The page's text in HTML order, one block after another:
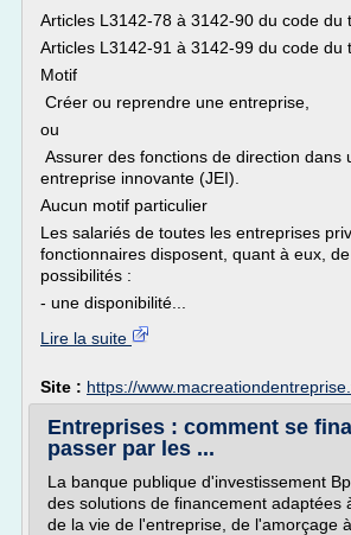
Articles L3142-78 à 3142-90 du code du
Articles L3142-91 à 3142-99 du code du
Motif
Créer ou reprendre une entreprise,
ou
Assurer des fonctions de direction dans
entreprise innovante (JEI).
Aucun motif particulier
Les salariés de toutes les entreprises
fonctionnaires disposent, quant à eux,
possibilités :
- une disponibilité...
Lire la suite
Site : https://
Entreprises : comment se
passer par les ...
La banque publique d'investissement
des solutions de financement adaptées
de la vie de l'entreprise, de l'amorçage